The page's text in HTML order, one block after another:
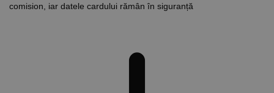
comision, iar datele cardului rămân în siguranță